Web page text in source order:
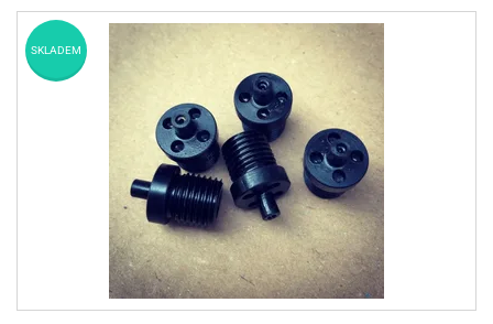
STŘELIVO
PŘÍSLUŠENSTVÍ
DETEKTORY KOVŮ
SKLADEM